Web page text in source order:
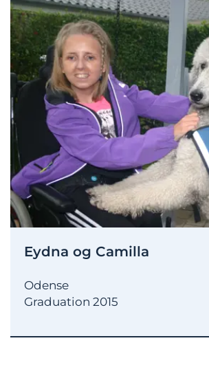
Eydna og Camilla
Odense
Graduation 2015